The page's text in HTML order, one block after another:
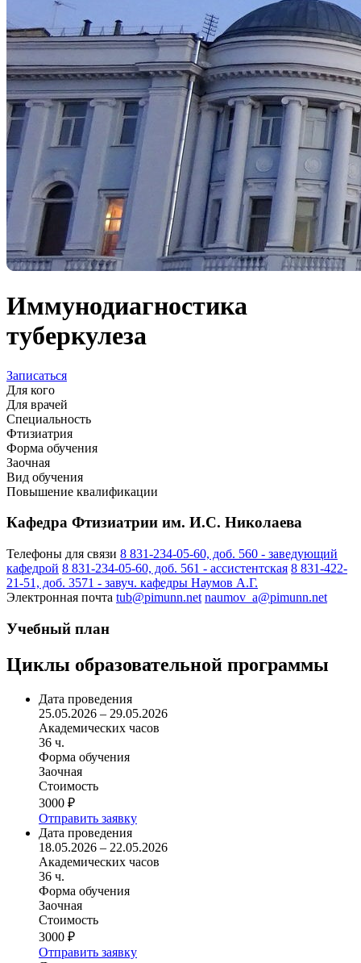
Иммунодиагностика
туберкулеза
Записаться
Для кого
Для врачей
Специальность
Фтизиатрия
Форма обучения
Заочная
Вид обучения
Повышение квалификации
Кафедра Фтизиатрии им. И.С. Николаева
Телефоны для связи 8 831-234-05-60, доб. 560 - заведующий
кафедрой 8 831-234-05-60, доб. 561 - ассистентская 8 831-422-
21-51, доб. 3571 - завуч. кафедры Наумов А.Г.
Электронная почта tub@pimunn.net naumov_a@pimunn.net
Учебный план
Циклы образовательной программы
Дата проведения
25.05.2026 – 29.05.2026
Академических часов
36 ч.
Форма обучения
Заочная
Стоимость
3000 ₽
Отправить заявку
Дата проведения
18.05.2026 – 22.05.2026
Академических часов
36 ч.
Форма обучения
Заочная
Стоимость
3000 ₽
Отправить заявку